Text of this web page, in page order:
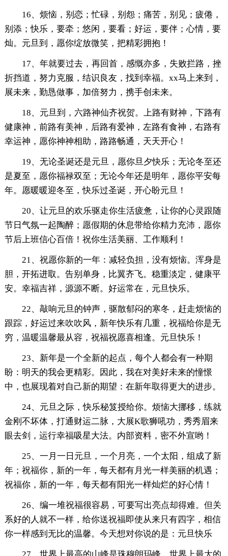
16、烦恼，别恋；忙碌，别怨；痛苦，别见；疲倦，
别添；快乐，要牵；悠闲，要看；好运，要伴；心情，要
灿。元旦到，愿你绽放微笑，把精彩拥抱！
17、年就要过去，再回首，感慨亦多，失败拦路，挫
折挡道，努力克服，结识良友，找到幸福。xx马上来到，
展未来，勤恳做事，加倍努力，携手创未来。
18、元旦到，六路神仙齐祝贺。上路有财神，下路有
健康神，前路有美神，后路有爱神，左路有食神，右路有
幸运神，愿你神神相助，路路畅通，天天开心！
19、无论圣诞还是元旦，愿你旦夕快乐；无论冬至还
是夏至，愿你福禄双至；无论今年还是明年，愿你平安每
年。愿暖暖迎冬至，快乐过圣诞，开心盼元旦！
20、让元旦的欢乐驱走你生活疲惫，让你的心灵跟随
节日气氛一起陶醉；愿假期的休息带给你精力充沛，愿你
节后上班信心百倍！祝你生活美丽、工作顺利！
21、祝愿你新的一年：减轻负担，没有烦恼。浑身是
胆，开拓进取。告别单身，比翼齐飞。稳重淡定，健康平
安。幸福吉祥，源源不断。好运常在，元旦快乐。
22、敲响元旦的钟声，驱散郁闷的寒冬，赶走烦恼的
跟踪，好运过来吹吹风，新年快乐有几重，祝福给你是无
穷，温暖温馨最从容，祝福祝愿喜相逢。元旦快乐！
23、新年是一个全新的起点，每个人都会有一种期
盼：明天的我会更精彩。因此，我在对美好未来的憧憬
中，也展现着对自己新的期望：在新年取得更大的进步。
24、元旦之际，快乐秘笈授给你。烦恼大挪移，练就
金刚不坏体，打通财运二脉，大展K歌狮吼功，秀秀眉来
眼去剑，运行幸福吸星大法。内部资料，密不外宣哟！
25、一月一日元旦，一个月亮，一个太阳，组成了新
年；祝福你，新的一年，每天都有月光一样美丽的机遇；
祝福你，新的一年，每天都有阳光一样灿烂的好心情！
26、编一堆祝福很容易，可要写出亮点却得难。但关
系好的人就不一样，给你送祝福即使从来只有四字，相信
你一样感到无比的温馨。今天想对你说的是：元旦快乐